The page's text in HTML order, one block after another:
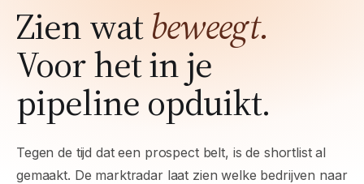
Zien watbeweegt.
Voor het in je
pipeline opduikt.
Tegen de tijd dat een prospect belt, is de shortlist al
gemaakt. De marktradar laat zien welke bedrijven naar